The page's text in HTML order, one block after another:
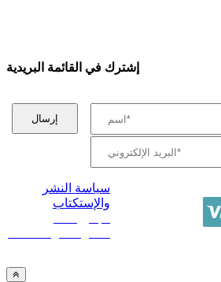
إشترك في القائمة البريدية
سياسة النشر
والإستكتاب